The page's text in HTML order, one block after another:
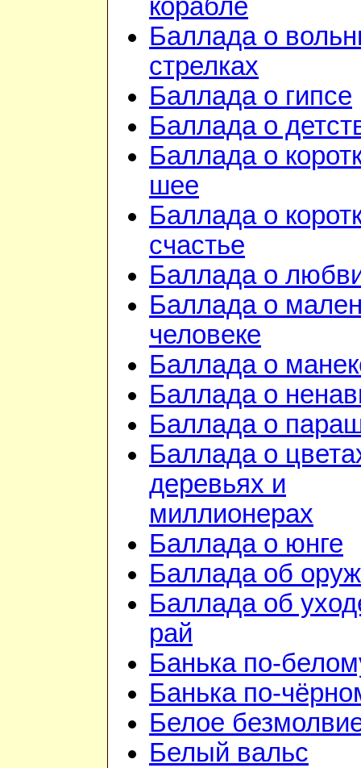
корабле
Баллада о
стрелках
Баллада о гипсе
Баллада о
Баллада о
шее
Баллада о
счастье
Баллада о
Баллада о
человеке
Баллада о
Баллада о
Баллада о
Баллада о
деревьях и
миллионерах
Баллада о юнге
Баллада об
Баллада об
рай
Банька по-
Банька по-
Белое
Белый вальс